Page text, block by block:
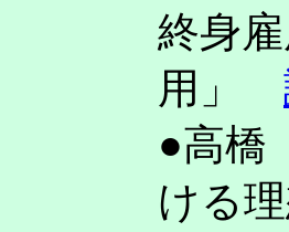
終身
用」
●高橋
ける